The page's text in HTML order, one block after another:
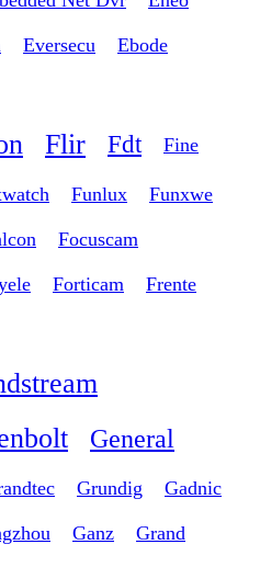
Eversecu Ebode
Flir Fdt Fine
Funlux Funxwe
Focuscam
Forticam Frente
General
Grundig Gadnic
Ganz Grand